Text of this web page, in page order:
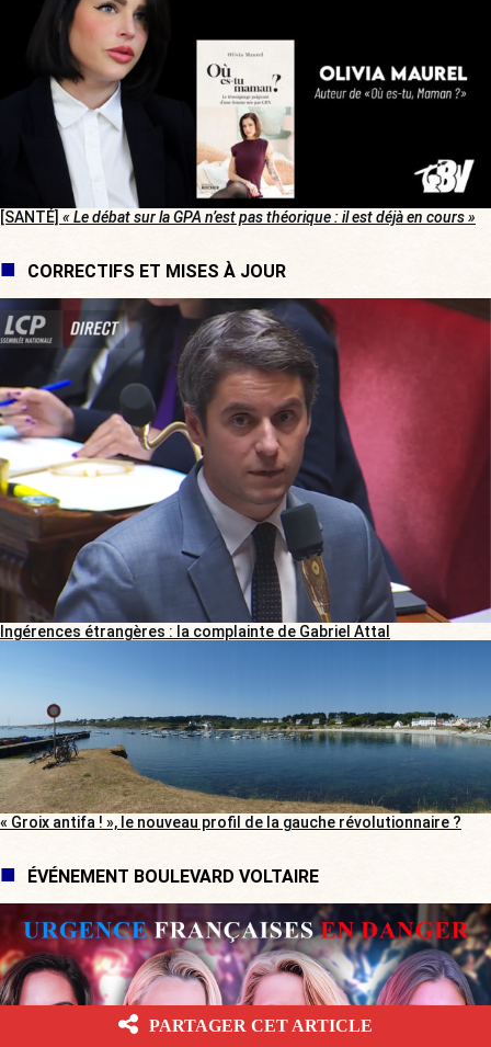
[SANTÉ] « Le débat sur la GPA n’est pas théorique : il est déjà en cours »
CORRECTIFS ET MISES À JOUR
Ingérences étrangères : la complainte de Gabriel Attal
« Groix antifa ! », le nouveau profil de la gauche révolutionnaire ?
ÉVÉNEMENT BOULEVARD VOLTAIRE
PARTAGER CET ARTICLE